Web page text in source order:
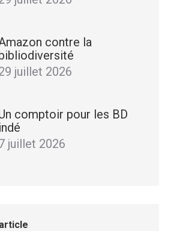
contre la
juillet 2026
comptoir pour les BD
indé
juillet 2026